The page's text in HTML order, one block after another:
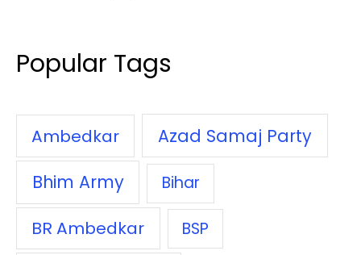
Popular Tags
Ambedkar
Azad Samaj Party
Bhim Army
Bihar
BR Ambedkar
BSP